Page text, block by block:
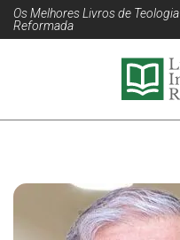
Os Melhores Livros de Teologia
Reformada